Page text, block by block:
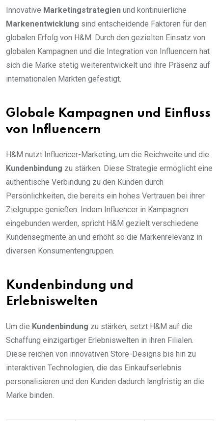
Innovative Marketingstrategien und kontinuierliche
Markenentwicklung sind entscheidende Faktoren für den
globalen Erfolg von H&M. Durch den gezielten Einsatz von
globalen Kampagnen und die Integration von Influencern hat
sich die Marke stetig weiterentwickelt und ihre Präsenz auf
internationalen Märkten gefestigt.
Globale Kampagnen und Einfluss
von Influencern
H&M nutzt Influencer-Marketing, um die Reichweite und die
Kundenbindung zu stärken. Diese Strategie ermöglicht eine
authentische Verbindung zu den Kunden durch
Persönlichkeiten, die bereits ein hohes Vertrauen bei ihrer
Zielgruppe genießen. Indem Influencer in Kampagnen
eingebunden werden, spricht H&M gezielt verschiedene
Kundensegmente an und erhöht so die Markenrelevanz in
diversen Konsumentengruppen.
Kundenbindung und
Erlebniswelten
Um die Kundenbindung zu stärken, setzt H&M auf die
Schaffung einzigartiger Erlebniswelten in ihren Filialen.
Diese reichen von innovativen Store-Designs bis hin zu
interaktiven Technologien, die das Einkaufserlebnis
personalisieren und den Kunden dadurch langfristig an die
Marke binden.